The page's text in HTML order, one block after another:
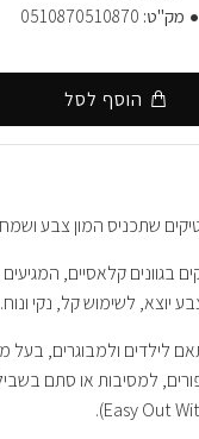
מק"ט: 0510870510870
הוסף לסל
שתכניס המון צבע
8 ליפסטיקים בגוונים קלאסיים,
יוצא, לשימוש קל, נקי ונוח.
לילדים ולמבוגרים,
למסיבות או סתם